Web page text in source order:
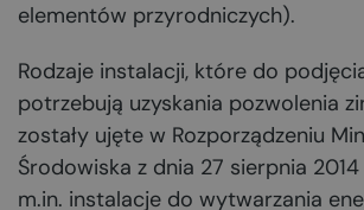
elementów przyrodniczych).
Rodzaje instalacji, które do
potrzebują uzyskania pozwolenia
zostały ujęte w Rozporządzeniu
Środowiska z dnia 27 sierpnia
m.in. instalacje do wytwarzania